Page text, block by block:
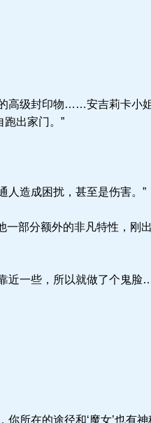
高级封印物……安吉莉卡小
出家门。”
人造成困扰，甚至是伤害。”
一部分额外的非凡特性，刚
近一些，所以就做了个鬼
所在的途径和‘魔女’也有